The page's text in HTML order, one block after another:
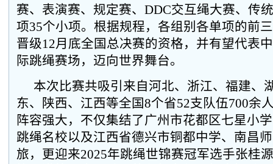
赛、表演赛、规定赛、DDC交互绳大赛、传
项35个小项。根据规程，各组别各单项的前
晋级12月底全国总决赛的资格，并有望代表
际跳绳赛场，迈向世界舞台。
本次比赛共吸引来自河北、浙江、福建、
东、陕西、江西等全国8个省52支队伍700余
阵容强大，不仅集结了广州市花都区七星小
跳绳名校以及江西省德兴市铜都中学、南昌
旅，更迎来2025年跳绳世锦赛冠军选手张桂